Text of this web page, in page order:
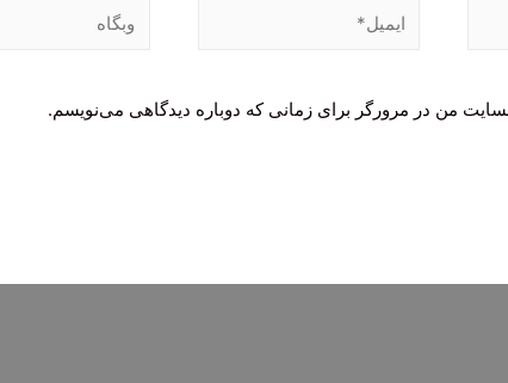
ایمیل* وبگاه
من در مرورگر برای زمانی که دوباره دیدگاهی می‌نویسم.